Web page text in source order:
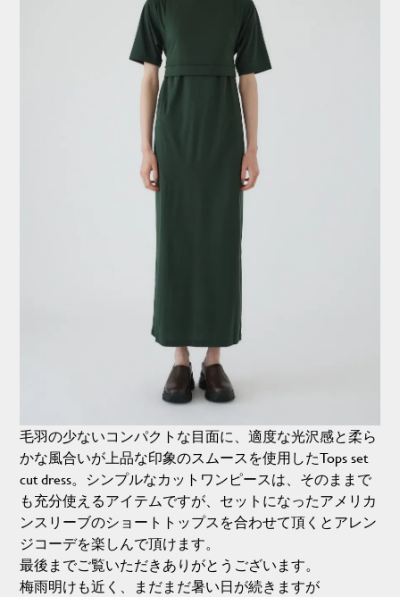
毛羽の少ないコンパクトな目面に、適度な光沢感と柔ら
かな風合いが上品な印象のスムースを使用したTops set
cut dress。シンプルなカットワンピースは、そのままで
も充分使えるアイテムですが、セットになったアメリカ
ンスリーブのショートトップスを合わせて頂くとアレン
ジコーデを楽しんで頂けます。
最後までご覧いただきありがとうございます。
梅雨明けも近く、まだまだ暑い日が続きますが